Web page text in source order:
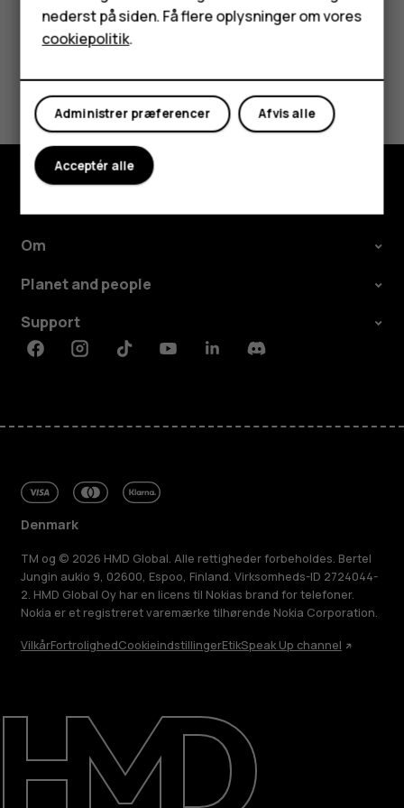
Tablets
Min konto
Om
Reparer, genbrug, genanvend
Support
Synes du, dette var nyttigt?
Ja Nej
Om
Planet and people
Support
FacebookInstagramTiktokYoutubeLinkedinDiscord
Denmark
TM og © 2026 HMD Global. Alle rettigheder forbeholdes. Bertel
Jungin aukio 9, 02600, Espoo, Finland. Virksomheds-ID 2724044-
2. HMD Global Oy har en licens til Nokias brand for telefoner.
Nokia er et registreret varemærke tilhørende Nokia Corporation.
VilkårFortrolighedCookieindstillingerEtikSpeak Up channel
nederst på siden. Få flere oplysninger om vores
cookiepolitik.
Afvis alle
Administrer præferencer
Acceptér alle